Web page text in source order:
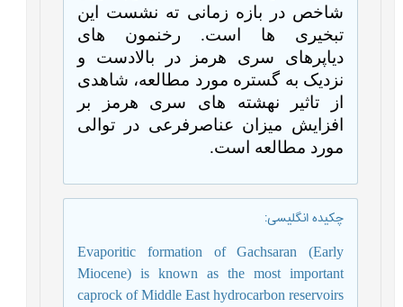
شاخص در بازه زمانی ته نشست این
تبخیری ها است. رخنمون های
دیاپرهای سری هرمز در بالادست و
نزدیک به گستره مورد مطالعه، شاهدی
از تاثیر نهشته های سری هرمز بر
افزایش میزان عناصرفرعی در توالی
مورد مطالعه است.
چکیده انگلیسی:
Evaporitic formation of Gachsaran (Early
Miocene) is known as the most important
caprock of Middle East hydrocarbon reservoirs